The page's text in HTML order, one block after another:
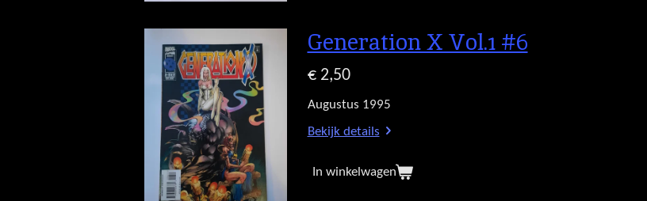
Generation X Vol.1 #6
€ 2,50
Augustus 1995
Bekijk details
In winkelwagen